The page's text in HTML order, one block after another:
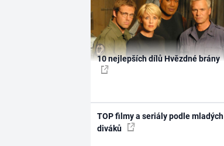
10 nejlepších dílů Hvězdné brány
TOP filmy a seriály podle mladých
diváků